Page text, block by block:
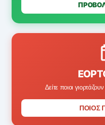
Δείτε ποιοι
ΠΟΙΟΣ